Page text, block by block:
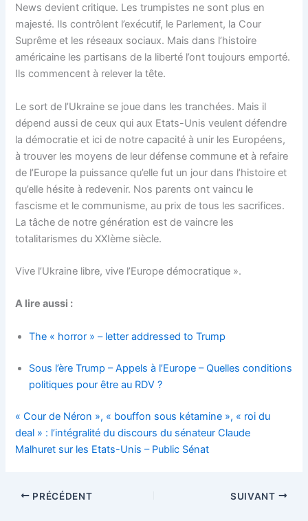
News devient critique. Les trumpistes ne sont plus en
majesté. Ils contrôlent l’exécutif, le Parlement, la Cour
Suprême et les réseaux sociaux. Mais dans l’histoire
américaine les partisans de la liberté l’ont toujours emporté.
Ils commencent à relever la tête.
Le sort de l’Ukraine se joue dans les tranchées. Mais il
dépend aussi de ceux qui aux Etats-Unis veulent défendre
la démocratie et ici de notre capacité à unir les Européens,
à trouver les moyens de leur défense commune et à refaire
de l’Europe la puissance qu’elle fut un jour dans l’histoire et
qu’elle hésite à redevenir. Nos parents ont vaincu le
fascisme et le communisme, au prix de tous les sacrifices.
La tâche de notre génération est de vaincre les
totalitarismes du XXIème siècle.
Vive l’Ukraine libre, vive l’Europe démocratique ».
A lire aussi :
The « horror » – letter addressed to Trump
Sous l’ère Trump – Appels à l’Europe – Quelles conditions
politiques pour être au RDV ?
« Cour de Néron », « bouffon sous kétamine », « roi du
deal » : l’intégralité du discours du sénateur Claude
Malhuret sur les Etats-Unis – Public Sénat
PRÉCÉDENT SUIVANT